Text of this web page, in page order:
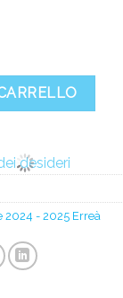
desideri
2024 - 2025 Erreà